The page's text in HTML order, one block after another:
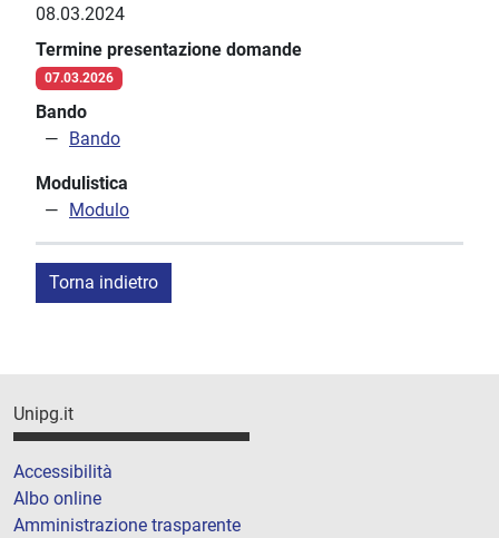
08.03.2024
Termine presentazione domande
07.03.2026
Bando
Bando
Modulistica
Modulo
Torna indietro
Unipg.it
Accessibilità
Albo online
Amministrazione trasparente